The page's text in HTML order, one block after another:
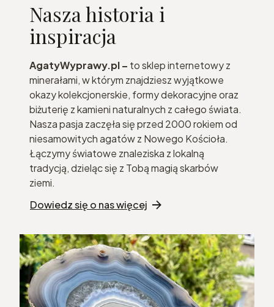
Nasza historia i
inspiracja
AgatyWyprawy.pl – to sklep internetowy z
minerałami, w którym znajdziesz wyjątkowe
okazy kolekcjonerskie, formy dekoracyjne oraz
biżuterię z kamieni naturalnych z całego świata.
Nasza pasja zaczęła się przed 2000 rokiem od
niesamowitych agatów z Nowego Kościoła.
Łączymy światowe znaleziska z lokalną
tradycją, dzieląc się z Tobą magią skarbów
ziemi.
Dowiedz się o nas więcej